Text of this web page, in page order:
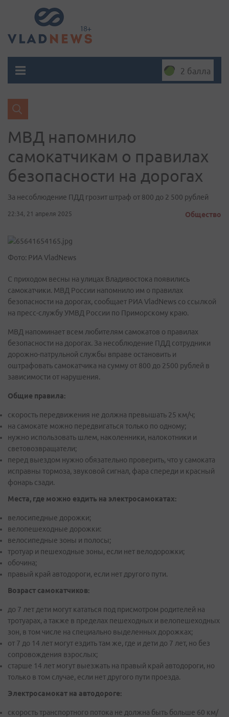
2 балла
МВД напомнило
самокатчикам о правилах
безопасности на дорогах
За несоблюдение ПДД грозит штраф от 800 до 2 500 рублей
22:34, 21 апреля 2025 Общество
Фото: РИА VladNews
С приходом весны на улицах Владивостока появились
самокатчики. МВД России напомнило им о правилах
безопасности на дорогах, сообщает РИА VladNews со ссылкой
на пресс-службу УМВД России по Приморскому краю.
МВД напоминает всем любителям самокатов о правилах
безопасности на дорогах. За несоблюдение ПДД сотрудники
дорожно-патрульной службы вправе остановить и
оштрафовать самокатчика на сумму от 800 до 2500 рублей в
зависимости от нарушения.
Общие правила:
скорость передвижения не должна превышать 25 км/ч;
на самокате можно передвигаться только по одному;
нужно использовать шлем, наколенники, налокотники и
световозвращатели;
перед выездом нужно обязательно проверить, что у самоката
исправны тормоза, звуковой сигнал, фара спереди и красный
фонарь сзади.
Места, где можно ездить на электросамокатах:
велосипедные дорожки;
велопешеходные дорожки:
велосипедные зоны и полосы;
тротуар и пешеходные зоны, если нет велодорожки;
обочина;
правый край автодороги, если нет другого пути.
Возраст самокатчиков:
до 7 лет дети могут кататься под присмотром родителей на
тротуарах, а также в пределах пешеходных и велопешеходных
зон, в том числе на специально выделенных дорожках;
от 7 до 14 лет могут ездить там же, где и дети до 7 лет, но без
сопровождения взрослых;
старше 14 лет могут выезжать на правый край автодороги, но
только в том случае, если нет другого пути проезда.
Электросамокат на автодороге:
скорость транспортного потока не должна быть больше 60 км/